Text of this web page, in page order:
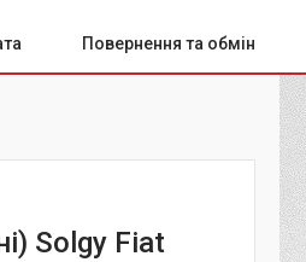
Повернення та обмін
Solgy Fiat